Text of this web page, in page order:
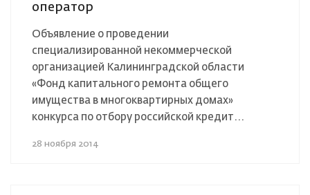
оператор
Объявление о проведении
специализированной некоммерческой
организацией Калининградской области
«Фонд капитального ремонта общего
имущества в многоквартирных домах»
конкурса по отбору российской кредит...
28 ноября 2014